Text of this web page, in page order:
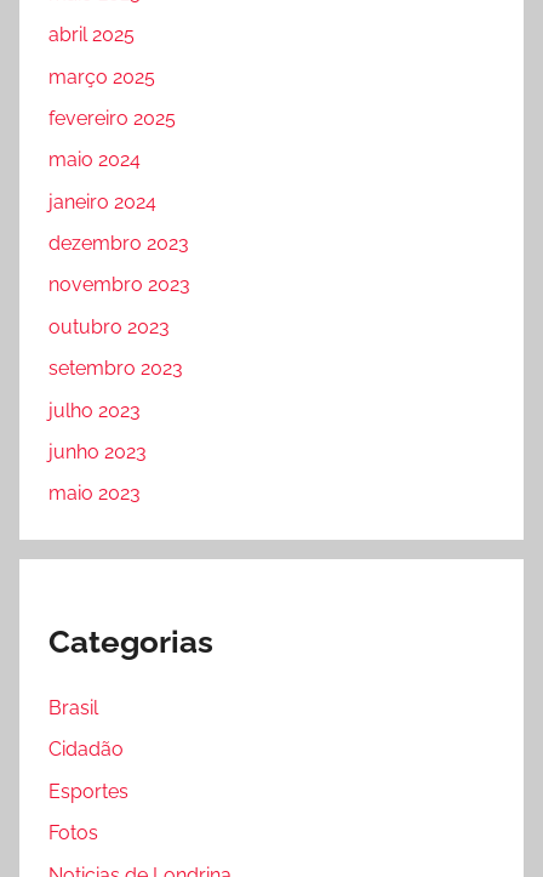
abril 2025
março 2025
fevereiro 2025
maio 2024
janeiro 2024
dezembro 2023
novembro 2023
outubro 2023
setembro 2023
julho 2023
junho 2023
maio 2023
Categorias
Brasil
Cidadão
Esportes
Fotos